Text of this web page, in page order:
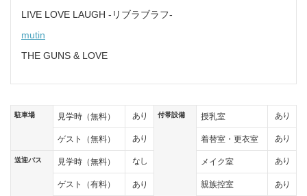
LIVE LOVE LAUGH -リブラブラフ-
mutin
THE GUNS & LOVE
駐車場 見学時（無料） あり
ゲスト（無料） あり
送迎バス 見学時（無料） なし
ゲスト（有料） あり
付帯設備 授乳室 あり
着替室・更衣室 あり
メイク室 あり
親族控室 あり